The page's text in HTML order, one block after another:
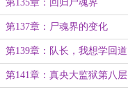
第135章：回归尸魂界
第137章：尸魂界的变化
第139章：队长，我想学回道
第141章：真央大监狱第八层